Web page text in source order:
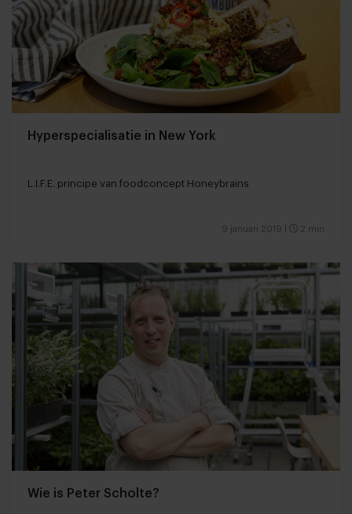
Hyperspecialisatie in New York
L.I.F.E. principe van foodconcept Honeybrains
9 januari 2019 2 min
Wie is Peter Scholte?